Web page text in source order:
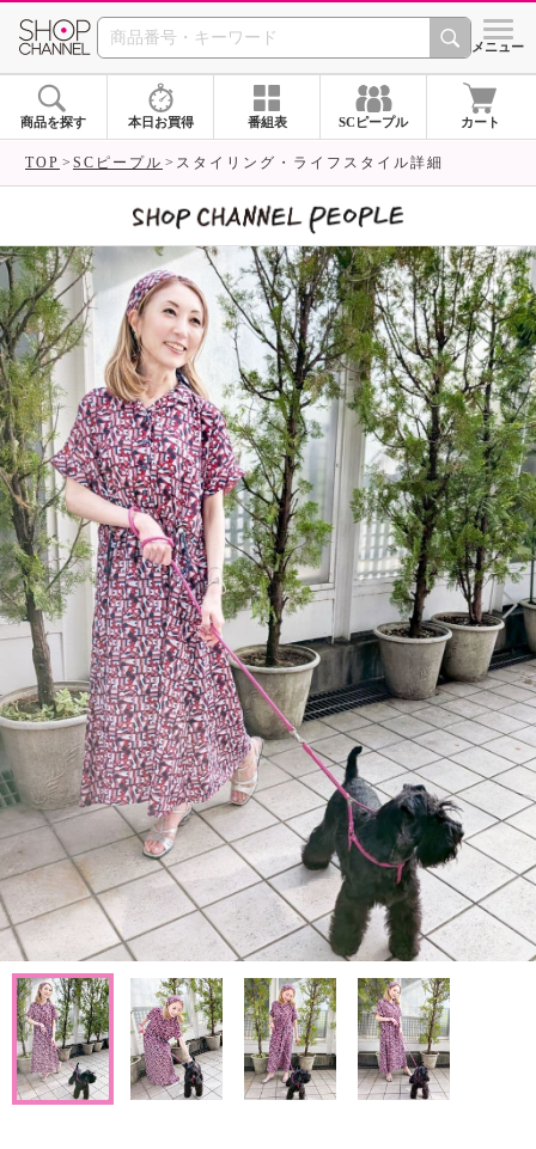
SHOP CHANNEL シメニュー
商品を探す 本日お買得 番組表 SCピープル カート
TOP SCピープル スタイリング・ライフスタイル詳細